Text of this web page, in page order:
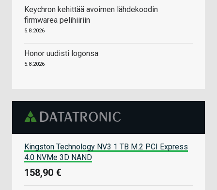
Keychron kehittää avoimen lähdekoodin
firmwarea pelihiiriin
5.8.2026
Honor uudisti logonsa
5.8.2026
Kingston Technology NV3 1 TB M.2 PCI Express
4.0 NVMe 3D NAND
158,90 €